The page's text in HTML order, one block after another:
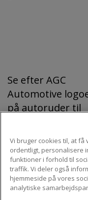
Se efter AGC
Automotive
på autoruder til
garantien for
kvalitet, trafik-
akkurat som
Vi bruger cookies til, at
ordentligt, personalisere
funktioner i forhold til
traffik. Vi deler også
hjemmeside på vores
analytiske